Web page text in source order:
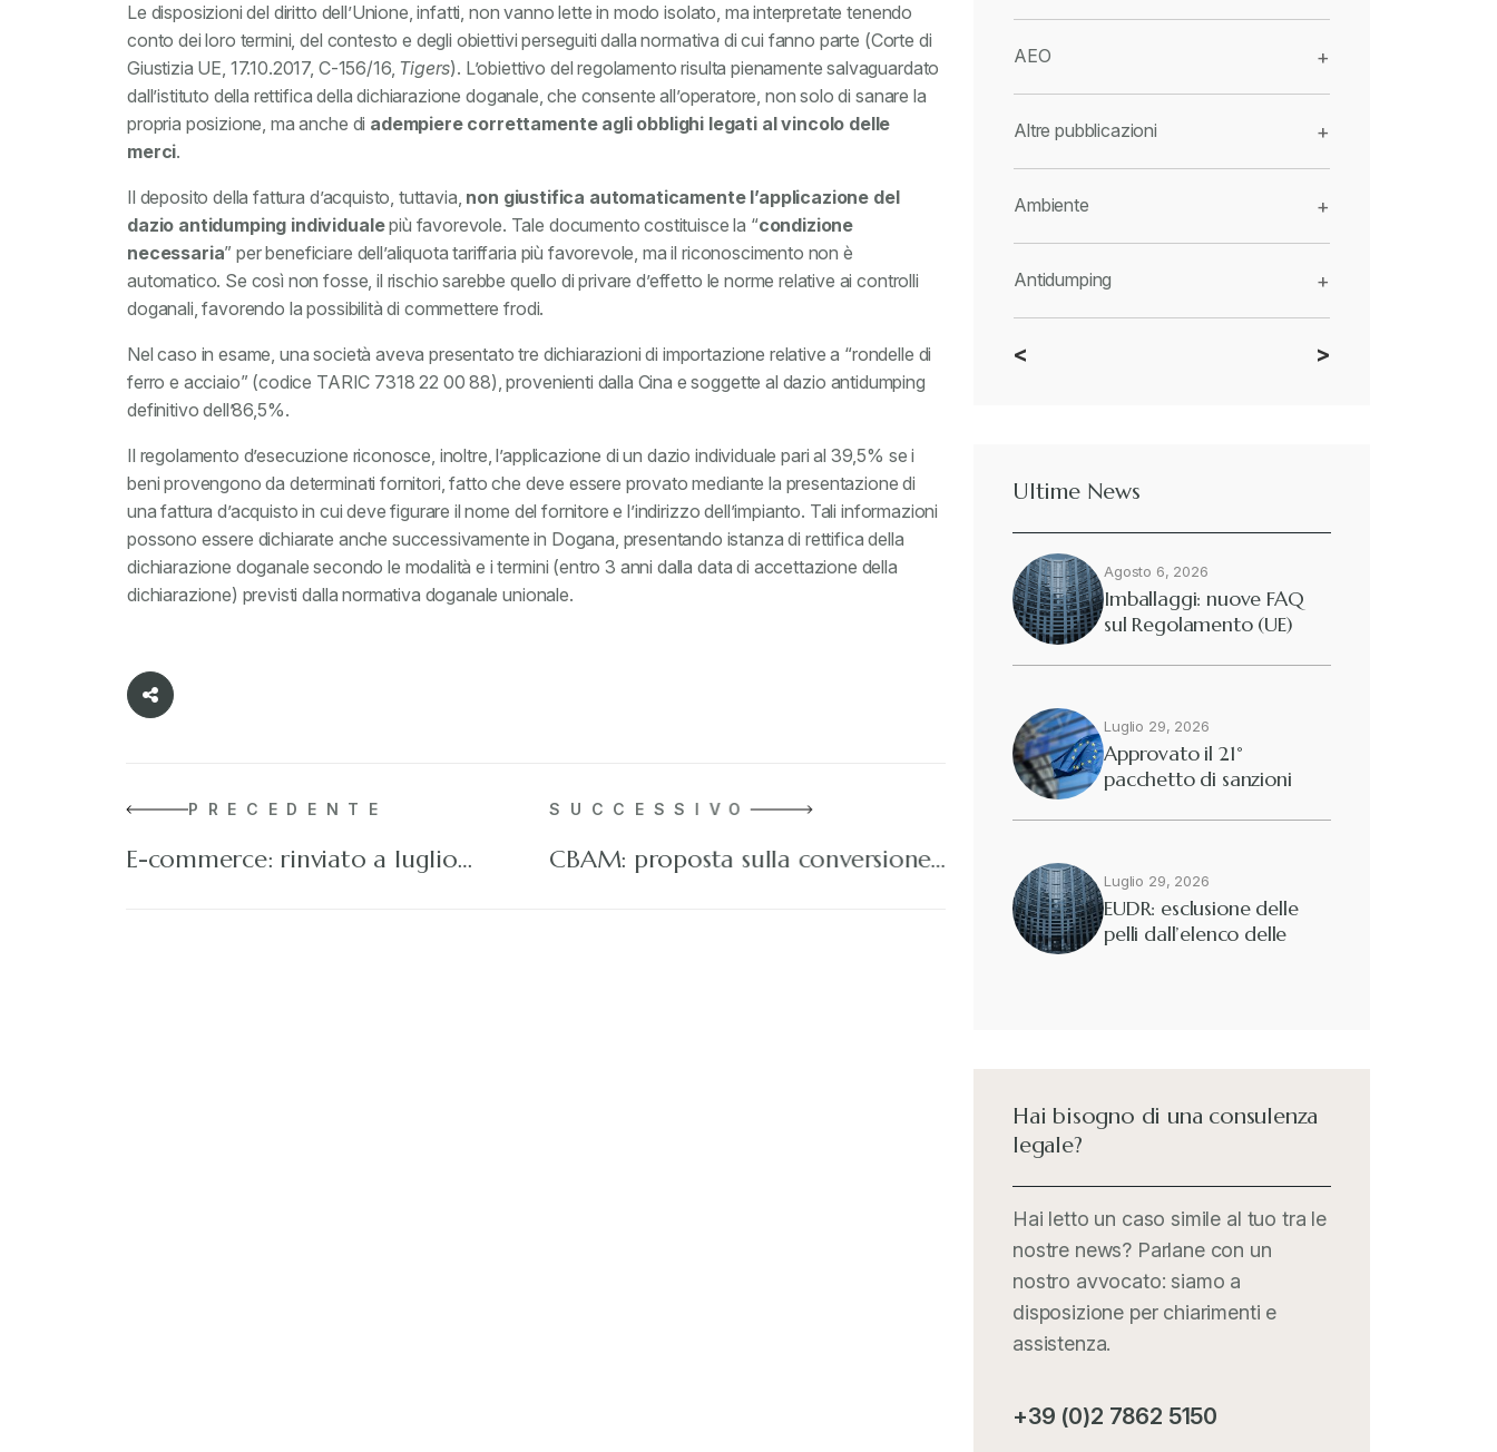
Le disposizioni del diritto dell’Unione, infatti, non vanno lette in modo isolato, ma interpretate tenendo
conto dei loro termini, del contesto e degli obiettivi perseguiti dalla normativa di cui fanno parte (Corte di
Giustizia UE, 17.10.2017, C-156/16, Tigers). L’obiettivo del regolamento risulta pienamente salvaguardato
dall’istituto della rettifica della dichiarazione doganale, che consente all’operatore, non solo di sanare la
propria posizione, ma anche di adempiere correttamente agli obblighi legati al vincolo delle
merci.
Il deposito della fattura d’acquisto, tuttavia, non giustifica automaticamente l’applicazione del
dazio antidumping individualepiù favorevole. Tale documento costituisce la “condizione
necessaria” per beneficiare dell’aliquota tariffaria più favorevole, ma il riconoscimento non è
automatico. Se così non fosse, il rischio sarebbe quello di privare d’effetto le norme relative ai controlli
doganali, favorendo la possibilità di commettere frodi.
Nel caso in esame, una società aveva presentato tre dichiarazioni di importazione relative a “rondelle di
ferro e acciaio” (codice TARIC 7318 22 00 88), provenienti dalla Cina e soggette al dazio antidumping
definitivo dell’86,5%.
Il regolamento d’esecuzione riconosce, inoltre, l’applicazione di un dazio individuale pari al 39,5% se i
beni provengono da determinati fornitori, fatto che deve essere provato mediante la presentazione di
una fattura d’acquisto in cui deve figurare il nome del fornitore e l’indirizzo dell’impianto. Tali informazioni
possono essere dichiarate anche successivamente in Dogana, presentando istanza di rettifica della
dichiarazione doganale secondo le modalità e i termini (entro 3 anni dalla data di accettazione della
dichiarazione) previsti dalla normativa doganale unionale.
PRECEDENTE
E-commerce: rinviato a luglio…
SUCCESSIVO
CBAM: proposta sulla conversione…
AEO +
Altre pubblicazioni +
Ambiente +
Antidumping +
CBAM +
Deforestazione
Diritto tributario internazionale
Dogane
Eutekne
Fisco e tributi
Guide e Manuali
Iva comunitaria e nazionale
MementoPiù - Giuffré
< >
Ultime News
Agosto 6, 2026
Imballaggi: nuove FAQ
sul Regolamento (UE)
Luglio 29, 2026
Approvato il 21°
pacchetto di sanzioni
Luglio 29, 2026
EUDR: esclusione delle
pelli dall’elenco delle
Hai bisogno di una consulenza
legale?
Hai letto un caso simile al tuo tra le
nostre news? Parlane con un
nostro avvocato: siamo a
disposizione per chiarimenti e
assistenza.
+39 (0)2 7862 5150